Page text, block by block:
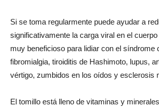
Si se toma regularmente puede ayudar a
significativamente la carga viral en el
muy beneficioso para lidiar con el síndrome
fibromialgia, tiroiditis de Hashimoto, lupus,
vértigo, zumbidos en los oídos y esclerosis
El tomillo está lleno de vitaminas y